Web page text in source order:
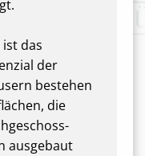
das
der
bestehen
die
ausgebaut